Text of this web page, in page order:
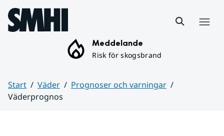
Hoppa till sidans innehåll
Meddelande
Risk för skogsbrand
Start Väder
Prognoser och varningar
Väderprognos